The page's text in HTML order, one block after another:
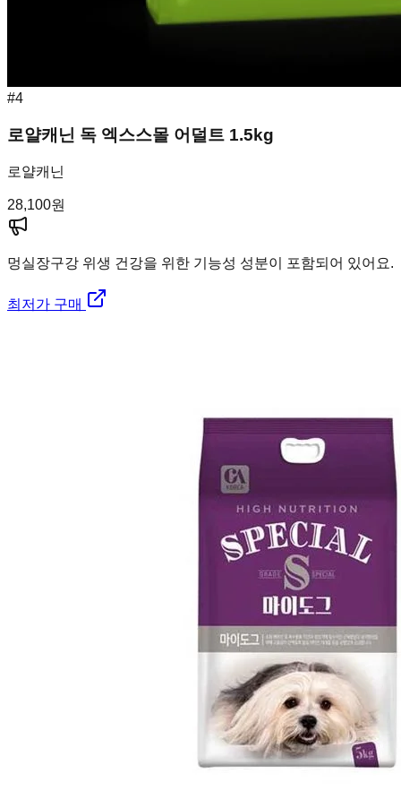
#4
로얄캐닌 독 엑스스몰 어덜트 1.5kg
로얄캐닌
28,100원
멍실장구강 위생 건강을 위한 기능성 성분이 포함되어 있어요.
최저가 구매